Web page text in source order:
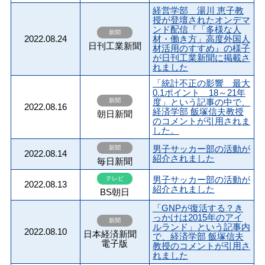
2022.08.24
新聞
日刊工業新聞
経営学部 湯川 恵子教
授が登壇されたオンデマ
ンド配信『「多様な人
材・働き方」高度外国人
材活用のすすめ』の様子
が日刊工業新聞に掲載さ
れました
2022.08.16
新聞
朝日新聞
「統計不正の影響 最大
0.1ポイント 18～21年
度」という記事の中で、
経済学部 飯塚信夫教授
のコメントが引用されま
した。
2022.08.14
新聞
毎日新聞
男子サッカー部の活動が
紹介されました
2022.08.13
テレビ
BS朝日
男子サッカー部の活動が
紹介されました
2022.08.10
新聞
日本経済新聞
電子版
「GNPが復活する？き
っかけは2015年のアイ
ルランド」という記事内
で、経済学部 飯塚信夫
教授のコメントが引用さ
れました